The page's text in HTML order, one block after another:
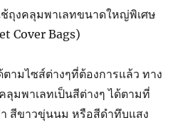
ช้ถุงคลุมพาเลทขนาดใหญ่พิเศษ
Cover Bags)
ามไซส์ต่างๆที่ต้องการแล้ว ทาง
ลุมพาเลทเป็นสีต่างๆ ได้ตามที่
สีขาวขุ่นนม หรือสีดำทึบแสง